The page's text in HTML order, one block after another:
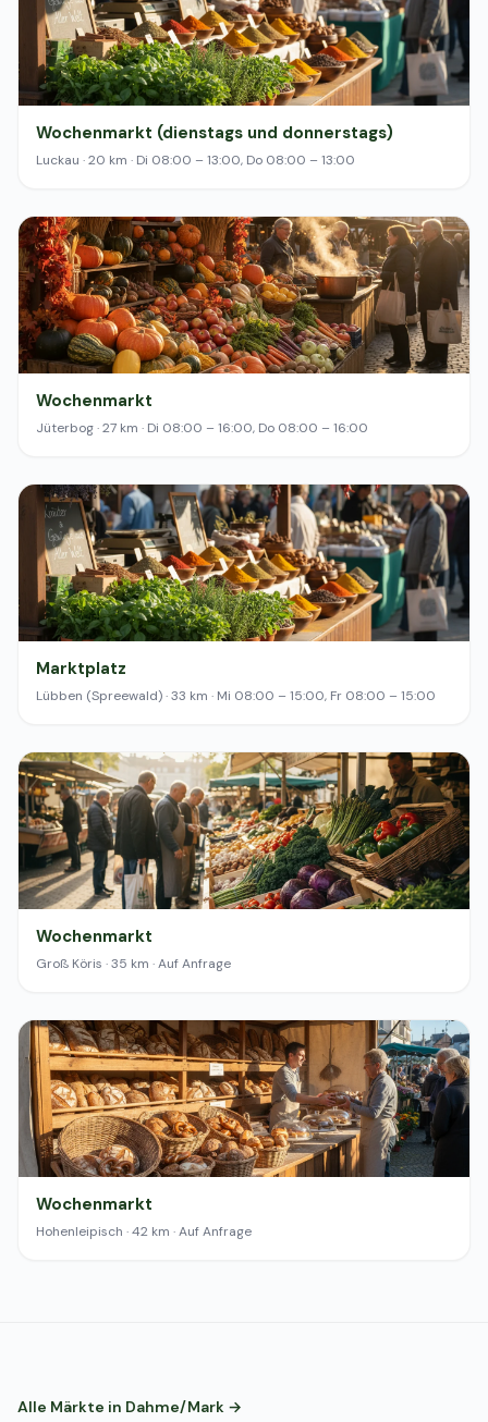
Wochenmarkt (dienstags und donnerstags)
Luckau · 20 km · Di 08:00 – 13:00, Do 08:00 – 13:00
Wochenmarkt
Jüterbog · 27 km · Di 08:00 – 16:00, Do 08:00 – 16:00
Marktplatz
Lübben (Spreewald) · 33 km · Mi 08:00 – 15:00, Fr 08:00 – 15:00
Wochenmarkt
Groß Köris · 35 km · Auf Anfrage
Wochenmarkt
Hohenleipisch · 42 km · Auf Anfrage
Alle Märkte in Dahme/Mark →